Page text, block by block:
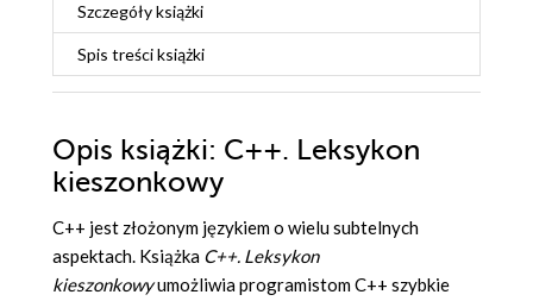
Szczegółyksiążki
Spis treściksiążki
Opis książki: C++. Leksykon
kieszonkowy
C++ jest złożonym językiem o wielu subtelnych
aspektach. Książka C++. Leksykon
kieszonkowyumożliwia programistom C++ szybkie